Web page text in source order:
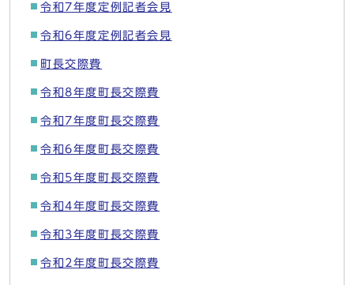
令和7年度定例記者会見
令和6年度定例記者会見
町長交際費
令和8年度町長交際費
令和7年度町長交際費
令和6年度町長交際費
令和5年度町長交際費
令和4年度町長交際費
令和3年度町長交際費
令和2年度町長交際費